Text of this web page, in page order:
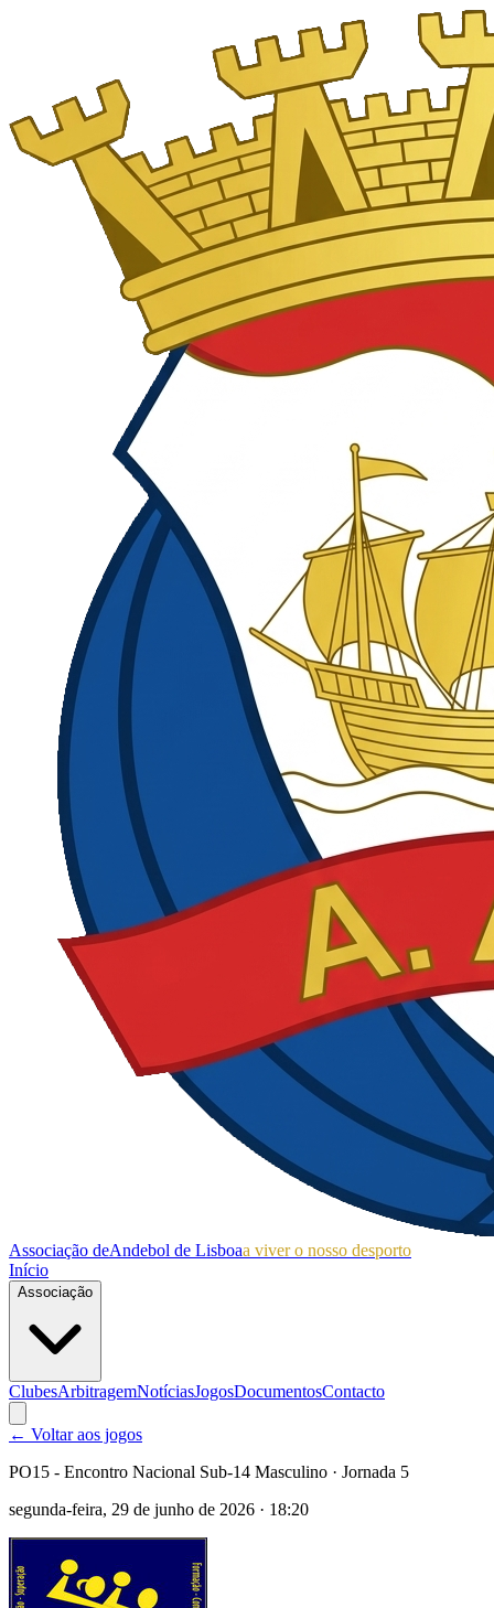
Associação deAndebol de Lisboaa viver o nosso desporto
Início
Associação
ClubesArbitragemNotíciasJogosDocumentosContacto
← Voltar aos jogos
PO15 - Encontro Nacional Sub-14 Masculino · Jornada 5
segunda-feira, 29 de junho de 2026 · 18:20